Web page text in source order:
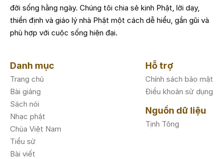
đời sống hằng ngày. Chúng tôi chia sẻ kinh Phật, lời dạy,
thiền định và giáo lý nhà Phật một cách dễ hiểu, gần gũi và
phù hợp với cuộc sống hiện đại.
Danh mục
Trang chủ
Bài giảng
Sách nói
Nhạc phật
Chùa Việt Nam
Tiểu sử
Bài viết
Hỗ trợ
Chính sách bảo mật
Điều khoản sử dụng
Nguồn dữ liệu
Tịnh Tông